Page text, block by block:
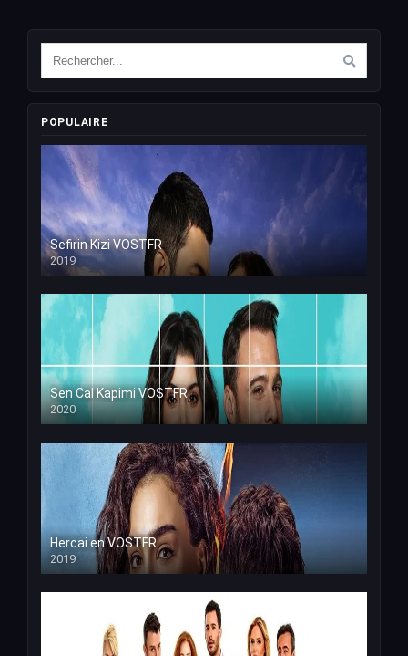
POPULAIRE
Sefirin Kizi VOSTFR
2019
Sen Cal Kapimi VOSTFR
2020
Hercai en VOSTFR
2019